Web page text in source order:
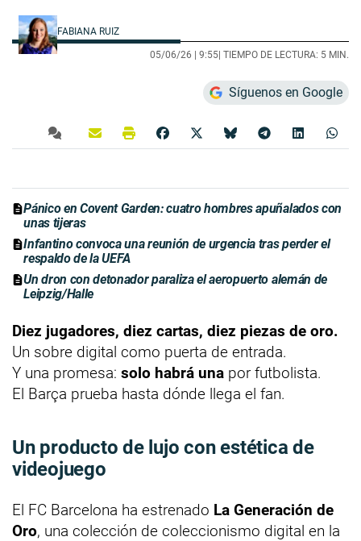
FABIANA RUIZ
05/06/26 | 9:55| TIEMPO DE LECTURA: 5 MIN.
Síguenos en Google
Pánico en Covent Garden: cuatro hombres apuñalados con
unas tijeras
Infantino convoca una reunión de urgencia tras perder el
respaldo de la UEFA
Un dron con detonador paraliza el aeropuerto alemán de
Leipzig/Halle
Diez jugadores, diez cartas, diez piezas de oro.
Un sobre digital como puerta de entrada.
Y una promesa: solo habrá una por futbolista.
El Barça prueba hasta dónde llega el fan.
Un producto de lujo con estética de
videojuego
El FC Barcelona ha estrenado La Generación de
Oro, una colección de coleccionismo digital en la